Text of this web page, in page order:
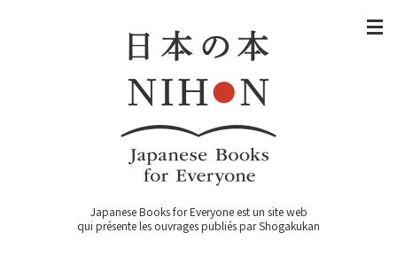
Japanese Books for Everyone est un site web
qui présente les ouvrages publiés par Shogakukan